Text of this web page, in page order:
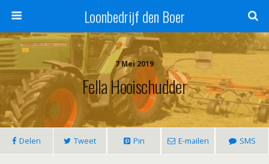
Loonbedrijf den Boer
7 Mei 2019
Fella Hooischudder
Delen Tweet Pin E-mailen SMS